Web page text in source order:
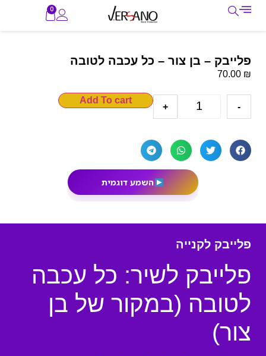
0
פלייבק – בן צור – כל עכבה לטובה
70.00 ₪
-
+
Add To cart
השמע דוגמית
פלייבק לקנייה
פלייבק לשיר: כל עכבה
לטובה (במקור של בן
צור)